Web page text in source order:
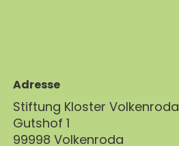
Adresse
Stiftung Kloster Volkenroda
Gutshof 1
99998 Volkenroda